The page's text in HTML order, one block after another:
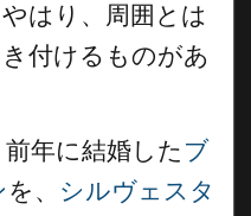
はり、周囲とは
付けるものがあ
年に結婚した ブ
を、 シルヴェスタ